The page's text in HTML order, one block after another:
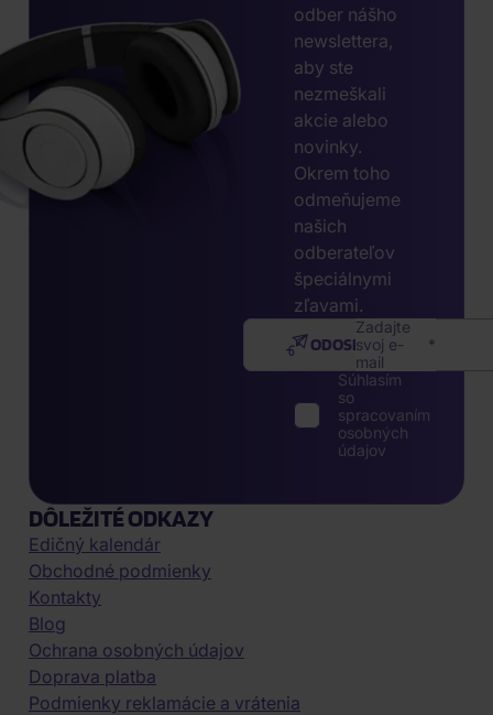
odber nášho
newslettera,
aby ste
nezmeškali
akcie alebo
novinky.
Okrem toho
odmeňujeme
našich
odberateľov
špeciálnymi
zľavami.
Zadajte
svoj e-
mail
ODOSLAŤ
Súhlasím
so
spracovaním
osobných
údajov
DÔLEŽITÉ ODKAZY
Edičný kalendár
Obchodné podmienky
Kontakty
Blog
Ochrana osobných údajov
Doprava platba
Podmienky reklamácie a vrátenia